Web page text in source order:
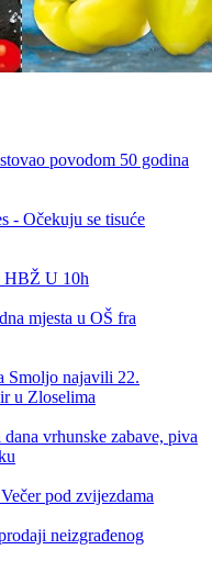
povodom 50 godina
- Očekuju se tisuće
HBŽ U 10h
mjesta u OŠ fra
Smoljo najavili 22.
u Zloselima
vrhunske zabave, piva
pod zvijezdama
neizgrađenog